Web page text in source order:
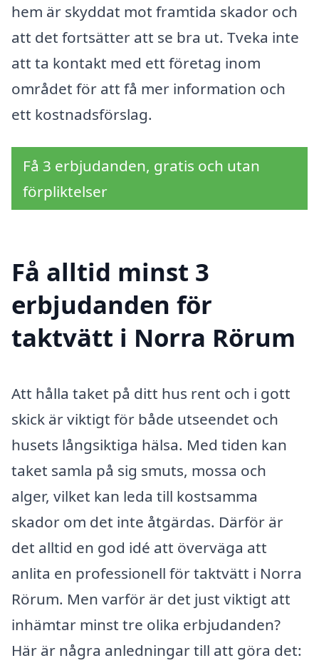
hem är skyddat mot framtida skador och
att det fortsätter att se bra ut. Tveka inte
att ta kontakt med ett företag inom
området för att få mer information och
ett kostnadsförslag.
Få 3 erbjudanden, gratis och utan
förpliktelser
Få alltid minst 3
erbjudanden för
taktvätt i Norra Rörum
Att hålla taket på ditt hus rent och i gott
skick är viktigt för både utseendet och
husets långsiktiga hälsa. Med tiden kan
taket samla på sig smuts, mossa och
alger, vilket kan leda till kostsamma
skador om det inte åtgärdas. Därför är
det alltid en god idé att överväga att
anlita en professionell för taktvätt i Norra
Rörum. Men varför är det just viktigt att
inhämtar minst tre olika erbjudanden?
Här är några anledningar till att göra det: